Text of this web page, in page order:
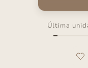
Última